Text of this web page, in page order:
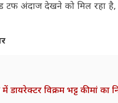
टफ अंदाज देखने को मिल रहा
विक्रम भट्ट की मां का